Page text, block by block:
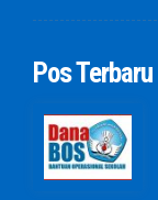
Pos Terbaru